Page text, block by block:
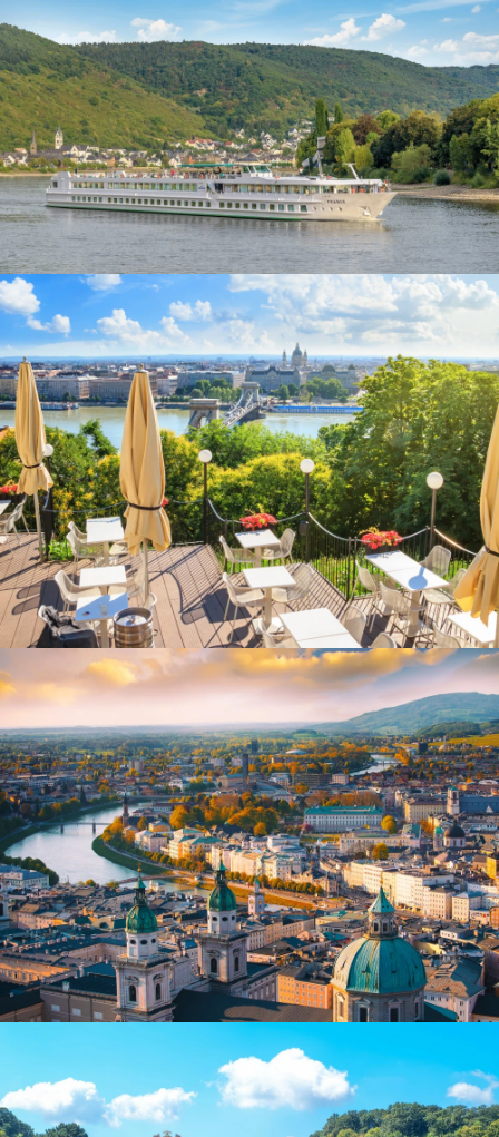
MS France
Blick von einem Café auf die Altstadt von Budapest
Blick auf Salzburg